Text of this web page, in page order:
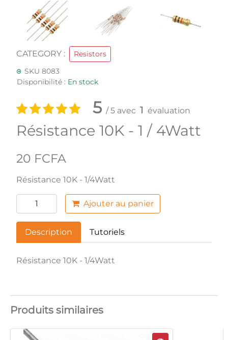
CATEGORY :
Resistors
SKU 8083
Disponibilité : En stock
5 / 5 avec 1 évaluation
Résistance 10K - 1 / 4Watt
20 FCFA
Résistance 10K - 1/4Watt
Ajouter au panier
Description Tutoriels
Résistance 10K - 1/4Watt
Produits similaires